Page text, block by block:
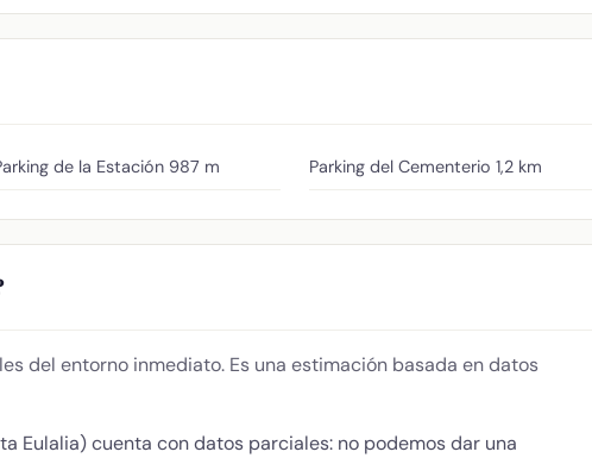
de la Estación 987 m Parking del Cementerio 1,2 km
del entorno inmediato. Es una estimación basada en datos
Eulalia) cuenta con datos parciales: no podemos dar una